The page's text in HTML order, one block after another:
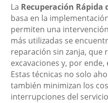
La Recuperación Rápida
basa en la
permiten una
más utilizadas se
reparación sin zanja, que
excavaciones y, por
Estas técnicas no solo
también minimizan los
interrupciones del